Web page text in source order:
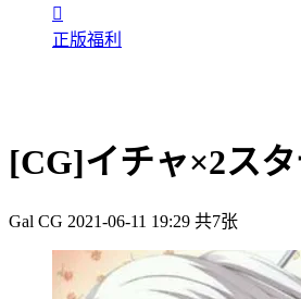

正版福利
[CG]イチャ×2スタ
Gal CG 2021-06-11 19:29 共7张